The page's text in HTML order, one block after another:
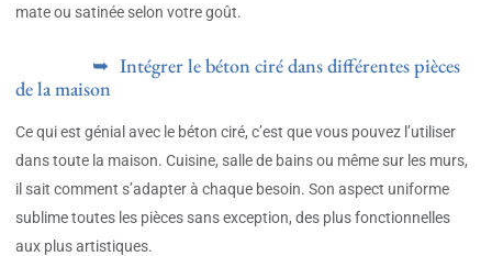
mate ou satinée selon votre goût.
Intégrer le béton ciré dans différentes pièces
de la maison
Ce qui est génial avec le béton ciré, c’est que vous pouvez l’utiliser
dans toute la maison. Cuisine, salle de bains ou même sur les murs,
il sait comment s’adapter à chaque besoin. Son aspect uniforme
sublime toutes les pièces sans exception, des plus fonctionnelles
aux plus artistiques.